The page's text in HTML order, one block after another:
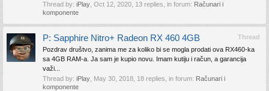
Thread by: iPlay Oct 12, 2020 , 13 replies, in forum: Računari i
komponente
Thread
P: Sapphire Nitro+ Radeon RX 460 4GB
Pozdrav društvo, zanima me za koliko bi se mogla prodati ova RX460-ka
sa 4GB RAM-a. Ja sam je kupio novu. Imam kutiju i račun, a garancija
važi...
Thread by: iPlay May 30, 2018 , 18 replies, in forum: Računari i
komponente